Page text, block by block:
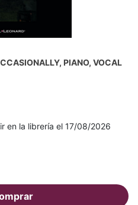
PIANO, VOCAL
en la librería el 17/08/2026